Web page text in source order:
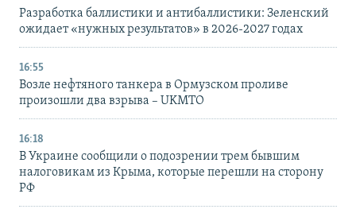
Разработка баллистики и антибаллистики: Зеленский
ожидает «нужных результатов» в 2026-2027 годах
16:55
Возле нефтяного танкера в Ормузском проливе
произошли два взрыва – UKMTO
16:18
В Украине сообщили о подозрении трем бывшим
налоговикам из Крыма, которые перешли на сторону
РФ